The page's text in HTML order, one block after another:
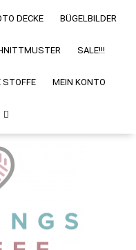
DECKE BÜGELBILDER
SALE!!!
STOFFE MEIN KONTO